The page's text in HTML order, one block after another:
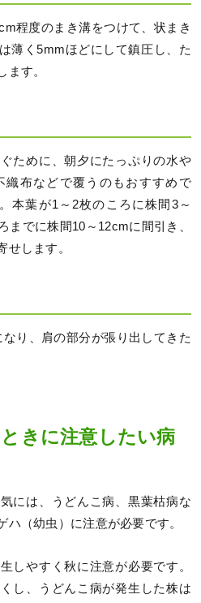
程度のまき溝をつけて、状まき
薄く5mmほどにして鎮圧し、た
ます。
ために、朝夕にたっぷりの水や
織布などで覆うのもおすすめで
本葉が1～2枚のころに株間3～
までに株間10～12cmに間引き、
せします。
り、肩の部分が張り出してきた
きに注意したい病
には、うどんこ病、黒葉枯病な
ハ（幼虫）に注意が必要です。
しやすく秋に注意が必要です。
し、うどんこ病が発生した株は